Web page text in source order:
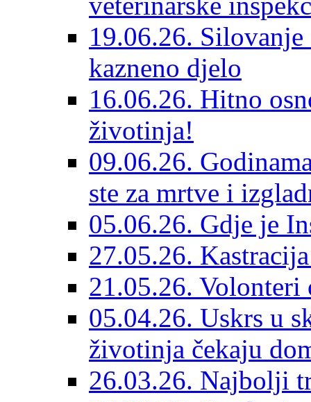
19.06.26.
kazneno djelo
16.06.26. Hitno
životinja!
09.06.26.
ste za mrtve i
05.06.26. Gdje je
27.05.26.
21.05.26. Volonteri
05.04.26. Uskrs u
životinja čekaju
26.03.26. Najbolji